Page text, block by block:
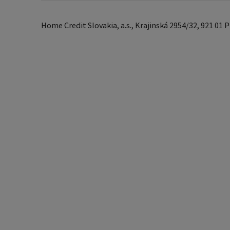
Home Credit Slovakia, a.s., Krajinská 2954/32, 921 01